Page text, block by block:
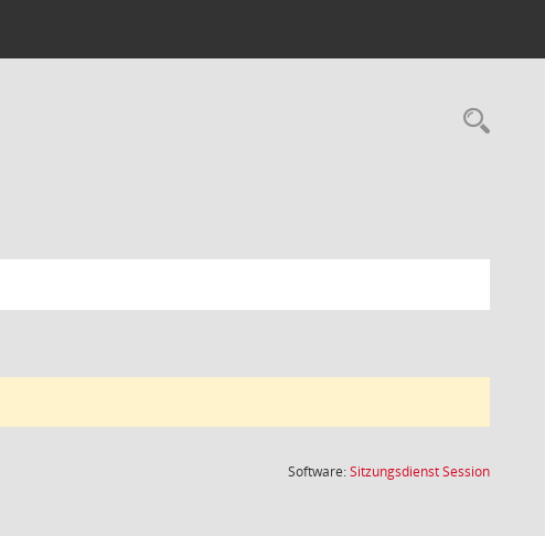
Software:SitzungsdienstSession(Wird in